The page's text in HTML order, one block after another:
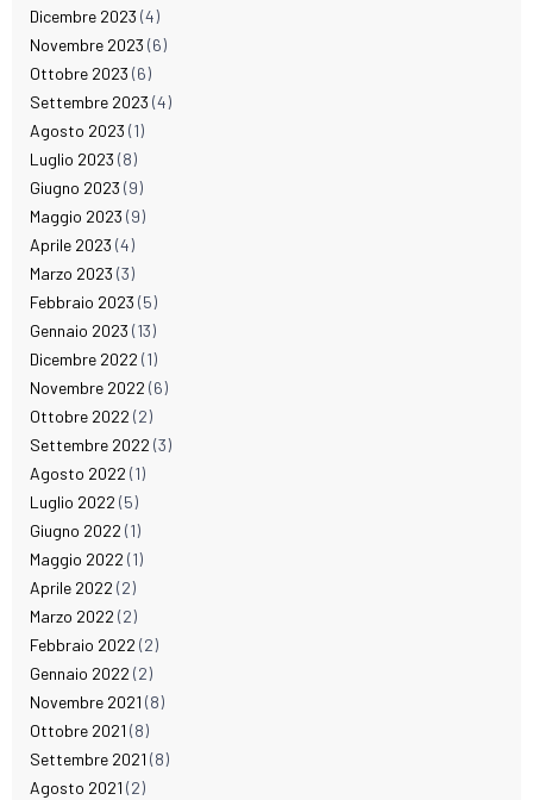
Dicembre 2023 (4)
Novembre 2023 (6)
Ottobre 2023 (6)
Settembre 2023 (4)
Agosto 2023 (1)
Luglio 2023 (8)
Giugno 2023 (9)
Maggio 2023 (9)
Aprile 2023 (4)
Marzo 2023 (3)
Febbraio 2023 (5)
Gennaio 2023 (13)
Dicembre 2022 (1)
Novembre 2022 (6)
Ottobre 2022 (2)
Settembre 2022 (3)
Agosto 2022 (1)
Luglio 2022 (5)
Giugno 2022 (1)
Maggio 2022 (1)
Aprile 2022 (2)
Marzo 2022 (2)
Febbraio 2022 (2)
Gennaio 2022 (2)
Novembre 2021 (8)
Ottobre 2021 (8)
Settembre 2021 (8)
Agosto 2021 (2)